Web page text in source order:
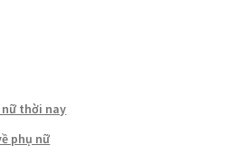
nữ thời nay
phụ nữ